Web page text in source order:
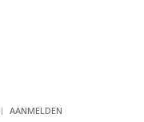
AANMELDEN